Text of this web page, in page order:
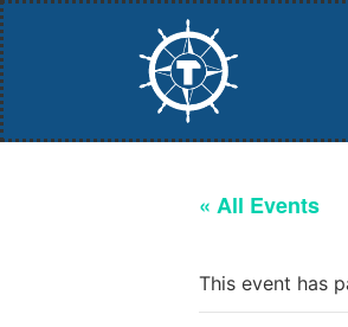
« All Events
This event has